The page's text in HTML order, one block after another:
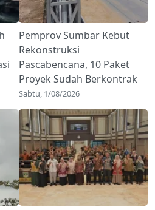
Pemprov Sumbar Kebut
Rekonstruksi
Pascabencana, 10 Paket
Proyek Sudah Berkontrak
Sabtu, 1/08/2026